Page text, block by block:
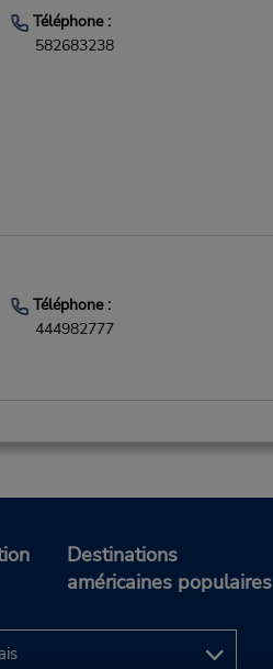
Téléphone :
582683238
Téléphone :
444982777
582683237
Destinations
américaines populaires